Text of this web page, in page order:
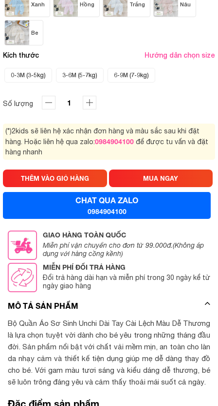
Xanh Hồng Trắng Nâu
Be
Kích thước Hướng dẫn chọn size
0-3M (3-5kg) 3-6M (5-7kg) 6-9M (7-9kg)
Số lượng
(*)2kids sẽ liên hệ xác nhận đơn hàng và màu sắc sau khi đặt
hàng. Hoặc liên hệ qua zalo:0984904100 để được tu vấn và đặt
hàng nhanh
THÊM VÀO GIỎ HÀNG MUA NGAY
CHAT QUA ZALO
0984904100
GIAO HÀNG TOÀN QUỐC
Miễn phí vận chuyển cho đơn từ 99.000đ.(Không áp
dụng với hàng cồng kềnh)
MIỄN PHÍ ĐỔI TRẢ HÀNG
Đổi trả hàng dài hạn và miễn phí trong 30 ngày kể từ
ngày giao hàng
MÔ TẢ SẢN PHẨM
Bộ Quần Áo Sơ Sinh Unchi Dài Tay Cài Lệch Màu Dễ Thương
là lựa chọn tuyệt vời dành cho bé yêu trong những tháng đầu
đời. Sản phẩm nổi bật với chất vải mềm mịn, an toàn cho làn
da nhạy cảm và thiết kế tiện dụng giúp mẹ dễ dàng thay đồ
cho bé. Với gam màu tươi sáng và kiểu dáng dễ thương, bé
sẽ luôn trông đáng yêu và cảm thấy thoải mái suốt cả ngày.
Đặc điểm sản phẩm